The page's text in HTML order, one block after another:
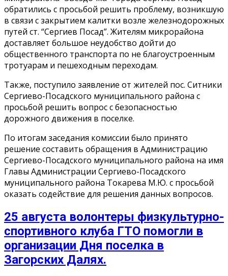
обратились с просьбой решить проблему, возникшую
в связи с закрытием калитки возле железнодорожных
путей ст. “Сергиев Посад”. Жителям микрорайона
доставляет большое неудобство дойти до
общественного транспорта по не благоустроенным
тротуарам и пешеходным переходам.
Также, поступило заявление от жителей пос. Ситники
Сергиево-Посадского муниципального района с
просьбой решить вопрос с безопасностью
дорожного движения в поселке.
По итогам заседания комиссии было принято
решение составить обращения в Администрацию
Сергиево-Посадского муниципального района на имя
Главы Администрации Сергиево-Посадского
муниципального района Токарева М.Ю. с просьбой
оказать содействие для решения данных вопросов.
25 августа волонтеры физкультурно-
спортивного клуба ГТО помогли в
организации Дня поселка в
Загорских Далях.